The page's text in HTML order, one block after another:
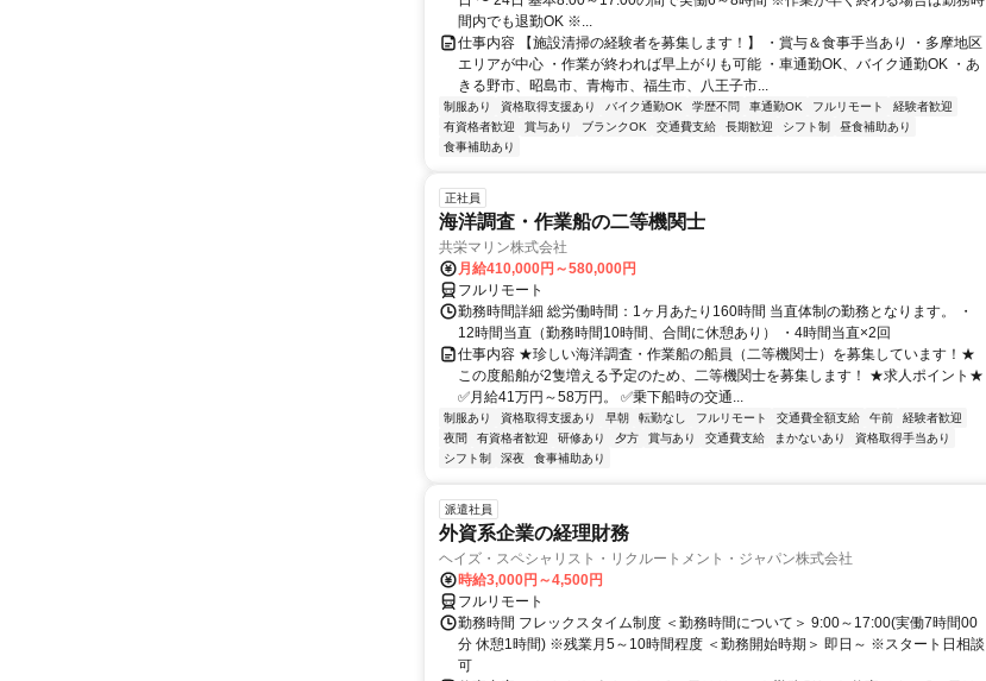
間内でも退勤OK ※...
仕事内容 【施設清掃の経験者を募集します！】 ・賞与＆食事手当あり ・多摩地区
エリアが中心 ・作業が終われば早上がりも可能 ・車通勤OK、バイク通勤OK ・あ
きる野市、昭島市、青梅市、福生市、八王子市...
制服あり 資格取得支援あり バイク通勤OK 学歴不問 車通勤OK フルリモート
経験者歓迎
有資格者歓迎
賞与あり ブランクOK 交通費支給 長期歓迎 シフト制
昼食補助あり
食事補助あり
正社員
海洋調査・作業船の二等機関士
共栄マリン株式会社
月給410,000円～580,000円
フルリモート
勤務時間詳細 総労働時間：1ヶ月あたり160時間 当直体制の勤務となります。 ・
12時間当直（勤務時間10時間、合間に休憩あり） ・4時間当直×2回
仕事内容 ★珍しい海洋調査・作業船の船員（二等機関士）を募集しています！★
この度船舶が2隻増える予定のため、二等機関士を募集します！ ★求人ポイント★
✅月給41万円～58万円。 ✅乗下船時の交通...
制服あり 資格取得支援あり 早朝 転勤なし フルリモート 交通費全額支給 午前
経験者歓迎
夜間
有資格者歓迎 研修あり 夕方 賞与あり 交通費支給 まかないあり
資格取得手当あり
シフト制
深夜 食事補助あり
派遣社員
外資系企業の経理財務
ヘイズ・スペシャリスト・リクルートメント・ジャパン株式会社
時給3,000円～4,500円
フルリモート
勤務時間 フレックスタイム制度 ＜勤務時間について＞ 9:00～17:00(実働7時間00
分 休憩1時間) ※残業月5～10時間程度 ＜勤務開始時期＞ 即日～ ※スタート日相談
可